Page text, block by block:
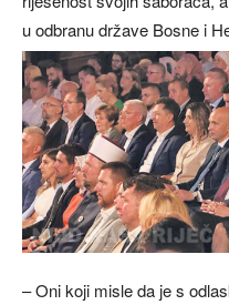
u odbranu države Bosne i
– Oni koji misle da je s